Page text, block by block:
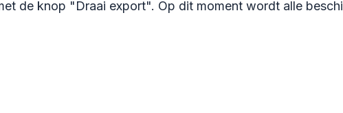
de knop "Draai export". Op dit moment wordt alle